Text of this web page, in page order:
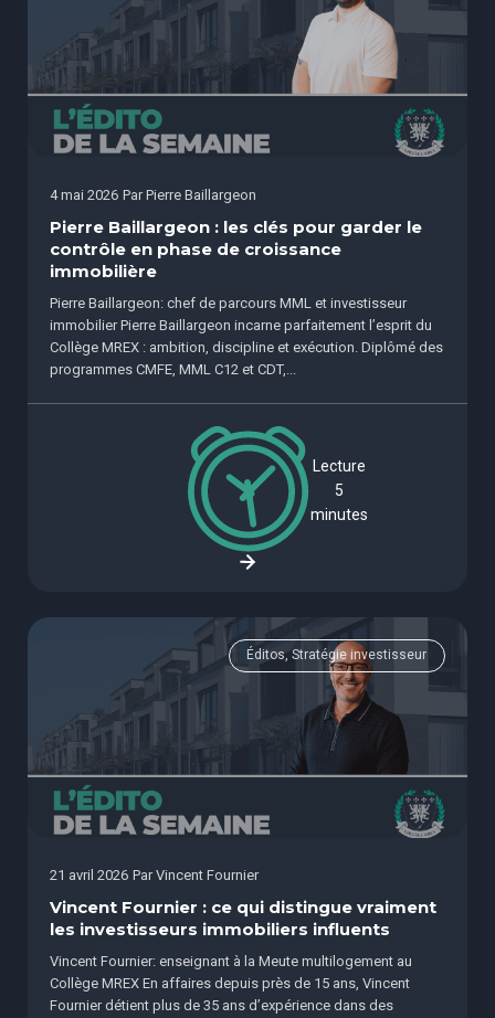
4 mai 2026 Par Pierre Baillargeon
Pierre Baillargeon : les clés pour garder le
contrôle en phase de croissance
immobilière
Pierre Baillargeon: chef de parcours MML et investisseur
immobilier Pierre Baillargeon incarne parfaitement l’esprit du
Collège MREX : ambition, discipline et exécution. Diplômé des
programmes CMFE, MML C12 et CDT,...
Lecture
5
minutes
Éditos, Stratégie investisseur
21 avril 2026 Par Vincent Fournier
Vincent Fournier : ce qui distingue vraiment
les investisseurs immobiliers influents
Vincent Fournier: enseignant à la Meute multilogement au
Collège MREX En affaires depuis près de 15 ans, Vincent
Fournier détient plus de 35 ans d’expérience dans des